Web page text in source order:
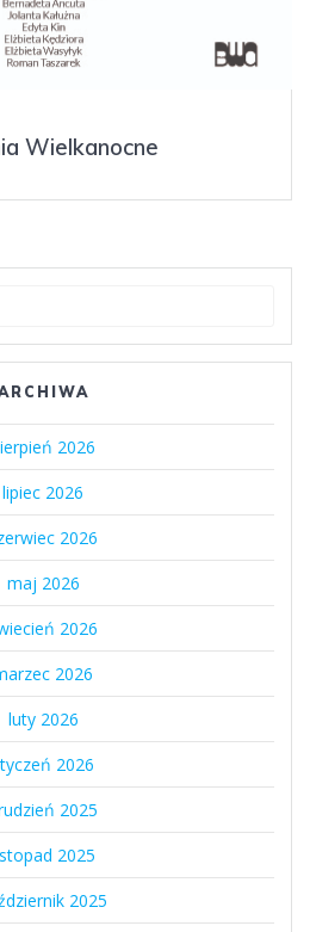
Wielkanocne
2026
lipiec 2026
2026
maj 2026
2026
2026
luty 2026
2026
2025
2025
2025